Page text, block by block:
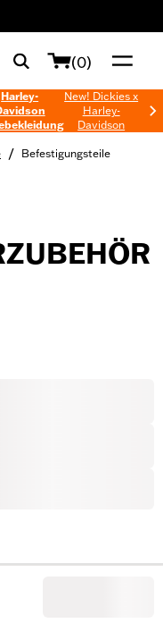
(0)
Harley-
New! Dickies x
Harley-
Davidson
/ Befestigungsteile